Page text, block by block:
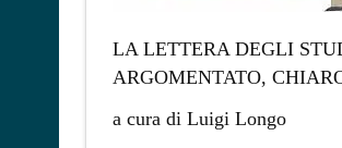
LA LETTERA DEGLI
ARGOMENTATO,
a cura di Luigi Longo